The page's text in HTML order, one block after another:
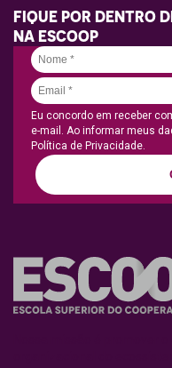
FIQUE POR DENTRO
NA ESCOOP
Eu concordo em receber
e-mail. Ao informar meus
Política de Privacidade.